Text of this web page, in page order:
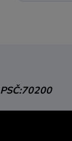
PSČ:70200